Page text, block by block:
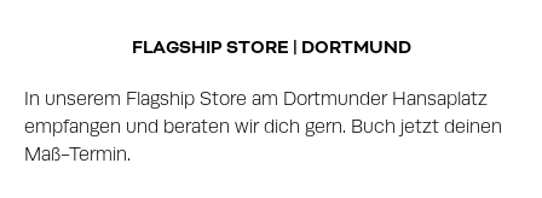
FLAGSHIP STORE | DORTMUND
In unserem Flagship Store am Dortmunder Hansaplatz
empfangen und beraten wir dich gern. Buch jetzt deinen
Maß-Termin.